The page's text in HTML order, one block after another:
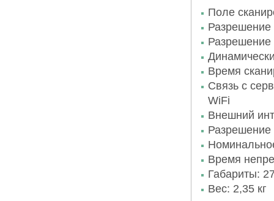
Поле
Разрешение
Разрешение
Время
Связь с
WiFi
Внешний
Разрешение
Время
Габариты:
Вес: 2,35 кг